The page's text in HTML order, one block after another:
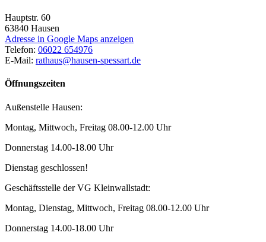
Hauptstr. 60
63840 Hausen
Adresse in Google Maps anzeigen
Telefon: 06022 654976
E-Mail: rathaus@hausen-spessart.de
Öffnungszeiten
Außenstelle Hausen:
Montag, Mittwoch, Freitag 08.00-12.00 Uhr
Donnerstag 14.00-18.00 Uhr
Dienstag geschlossen!
Geschäftsstelle der VG Kleinwallstadt:
Montag, Dienstag, Mittwoch, Freitag 08.00-12.00 Uhr
Donnerstag 14.00-18.00 Uhr